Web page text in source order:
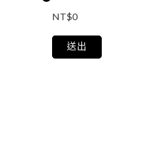
NT$0
送出